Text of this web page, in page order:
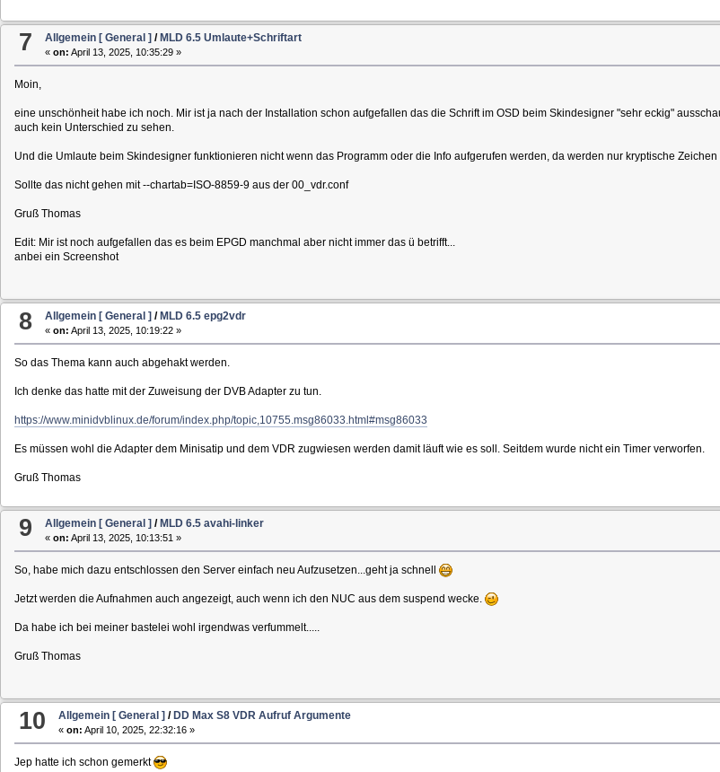
7 Allgemein [ General ] / MLD 6.5 Umlaute+Schriftart
«on: April 13, 2025, 10:35:29 »
Moin,
eine unschönheit habe ich noch. Mir ist ja nach der Installation schon aufgefallen das die Schrift im OSD beim Skindesigner "sehr eckig"
auch kein Unterschied zu sehen.
Und die Umlaute beim Skindesigner funktionieren nicht wenn das Programm oder die Info aufgerufen werden, da werden nur kryptische
Sollte das nicht gehen mit --chartab=ISO-8859-9 aus der 00_vdr.conf
Gruß Thomas
Edit: Mir ist noch aufgefallen das es beim EPGD manchmal aber nicht immer das ü betrifft...
anbei ein Screenshot
8 Allgemein [ General ] / MLD 6.5 epg2vdr
«on: April 13, 2025, 10:19:22 »
So das Thema kann auch abgehakt werden.
Ich denke das hatte mit der Zuweisung der DVB Adapter zu tun.
https://www.minidvblinux.de/forum/index.php/topic,10755.msg86033.html#msg86033
Es müssen wohl die Adapter dem Minisatip und dem VDR zugwiesen werden damit läuft wie es soll. Seitdem wurde nicht ein Timer verworfen.
Gruß Thomas
9 Allgemein [ General ] /MLD 6.5 avahi-linker
«on: April 13, 2025, 10:13:51 »
So, habe mich dazu entschlossen den Server einfach neu Aufzusetzen...geht ja schnell
Jetzt werden die Aufnahmen auch angezeigt, auch wenn ich den NUC aus dem suspend wecke.
Da habe ich bei meiner bastelei wohl irgendwas verfummelt.....
Gruß Thomas
10 Allgemein [ General ] / DD Max S8 VDR Aufruf Argumente
«on: April 10, 2025, 22:32:16 »
Jep hatte ich schon gemerkt